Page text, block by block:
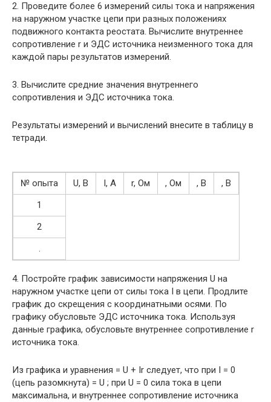
2. Проведите более 6 измерений силы тока и напряжения
на наружном участке цепи при разных положениях
подвижного контакта реостата. Вычислите внутреннее
сопротивление r и ЭДС источника неизменного тока для
каждой пары результатов измерений.
3. Вычислите средние значения внутреннего
сопротивления и ЭДС источника тока.
Результаты измерений и вычислений внесите в таблицу в
тетради.
№ опыта U, В I, А r, Ом , Ом , В
, В
1
2
.
4. Постройте график зависимости напряжения U на
наружном участке цепи от силы тока I в цепи. Продлите
график до скрещения с координатными осями. По
графику обусловьте ЭДС источника тока. Используя
данные графика, обусловьте внутреннее сопротивление r
источника тока.
Из графика и уравнения = U + Ir следует, что при I = 0
(цепь разомкнута) = U ; при U = 0 сила тока в цепи
максимальна, и внутреннее сопротивление источника